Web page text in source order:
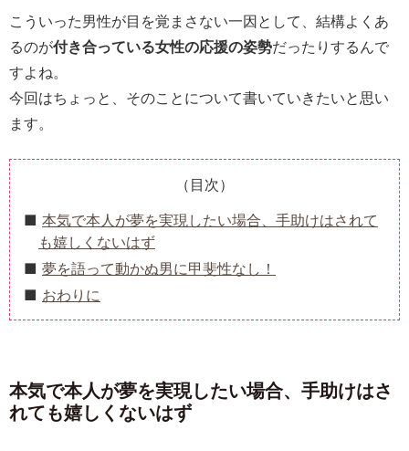
こういった男性が目を覚まさない一因として、結構よくあ
るのが付き合っている女性の応援の姿勢だったりするんで
すよね。
今回はちょっと、そのことについて書いていきたいと思い
ます。
（目次）
本気で本人が夢を実現したい場合、手助けはされて
も嬉しくないはず
夢を語って動かぬ男に甲斐性なし！
おわりに
本気で本人が夢を実現したい場合、手助けはさ
れても嬉しくないはず